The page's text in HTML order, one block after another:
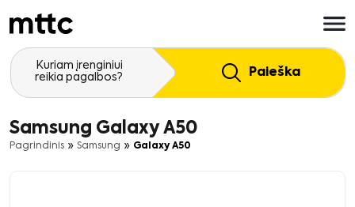
prie
pagrindinio
turinioKuriam įrenginiui
reikia pagalbos?
Paieška
Samsung Galaxy A50
Pagrindinis » Samsung » Galaxy A50